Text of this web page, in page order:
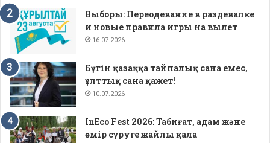
Выборы: Переодевание в раздевалке
и новые правила игры на вылет
16.07.2026
Бүгін қазаққа тайпалық сана емес,
ұлттық сана қажет!
10.07.2026
InEco Fest 2026: Табиғат, адам және
өмір сүруге жайлы қала